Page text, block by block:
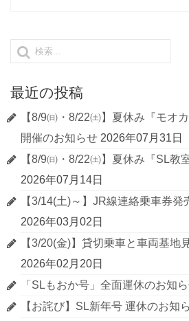
最近の投稿
【8/9㈰・8/22㈯】夏休み『モオ
開催のお知らせ 2026年07月31日
【8/9㈰・8/22㈯】夏休み『SL教
2026年07月14日
【3/14(土)～】JR線連絡乗車券
2026年03月02日
【3/20(金)】貸切乗車と車両基地
2026年02月20日
「SLもおか号」全面運休のお知
【お詫び】SL新年号 運休のお知